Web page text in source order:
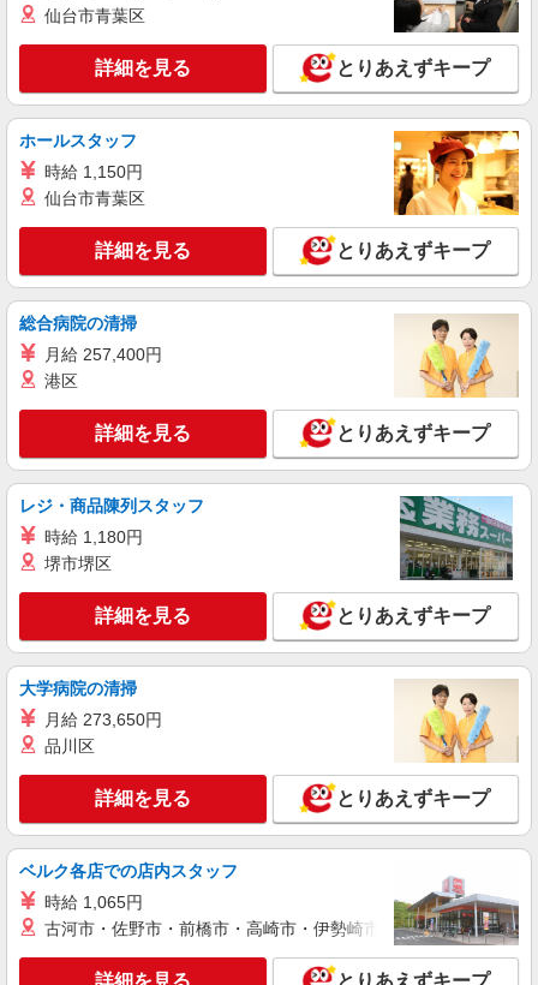
詳細を見る
アルバイト パート
ファミリー食堂 山田うどん食堂 小山新4号バイパス店（店舗番号
192）
5:15〜9:00／時給1150円 9:00〜22:00／時給
日・祝日は時給50円アップ！（9時〜22時）
ファミリー食堂 山田うどん食堂 小山新4号
バイパス店 （栃木県小山市田間855-1）
キープ 詳細を見る
パート
デイサービス 調理スタッフ（ミールケアクル
時給1,068円〜1,370円 ★土日祝日は時給100円
アップ！ ※給与幅は資格・経験等による
栃木県小山市西城南四丁目1番19号
詳細を見る
派遣社員
ランスタッド株式会社 小山支店（小山事業所）/FOYT109090
時給1400円 【月収例】週5日・月21日勤務の
場合：139650円、週4日・月16日勤務の場合：
106400円、週3日・月12日勤務の場合：79800円
※交通費実費支給／当社規定あり。
栃木県小山市 国道50線・新国道4号線へのアク
セス良好
キープ 詳細を見る
アルバイト パート
ケンタッキーフライドチキン 小山南店
カウンター・キッチンスタッフ ＜優先募集日
時＞土日祝 フルタイム
仙台市青葉区
詳細を見る とりあえずキープ
ホールスタッフ
時給 1,150円
仙台市青葉区
詳細を見る とりあえずキープ
総合病院の清掃
月給 257,400円
港区
詳細を見る とりあえずキープ
レジ・商品陳列スタッフ
時給 1,180円
堺市堺区
詳細を見る とりあえずキープ
大学病院の清掃
月給 273,650円
品川区
詳細を見る とりあえずキープ
ベルク各店での店内スタッフ
時給 1,065円
古河市・佐野市・前橋市・高崎市・伊勢崎市・太田市・館林市
詳細を見る とりあえずキープ